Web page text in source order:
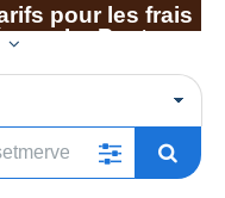
pour les frais
par La Poste
habitant les
est
et cartons)
en Lettre,
envois de moins